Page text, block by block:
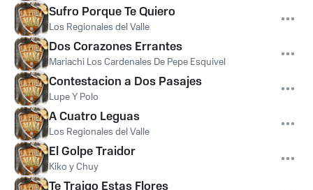
Sufro Porque Te Quiero
Los Regionales del Valle
Dos Corazones Errantes
Mariachi Los Cardenales De Pepe Esquivel
Contestacion a Dos Pasajes
Lupe Y Polo
A Cuatro Leguas
Los Regionales del Valle
El Golpe Traidor
Kiko y Chuy
Te Traigo Estas Flores